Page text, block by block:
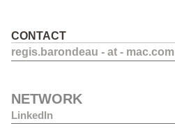
CONTACT
regis.barondeau - at - mac.com
NETWORK
LinkedIn